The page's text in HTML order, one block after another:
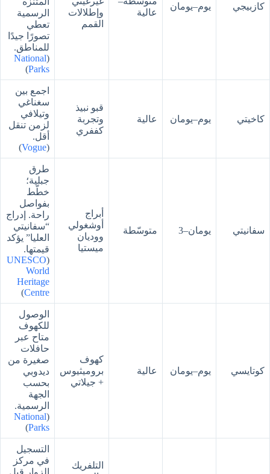
كازبيجي يوم–يومان
عالية
وإطلالات
القمم
الرسمية
تعطي
تصورًا جيدًا
للمناطق.
(
National
Parks
)
كاخيتي يوم–يومان عالية
قبو نبيذ
وتجربة
كففري
اجمع بين
سغناغي
وتيلافي
لزمن تنقل
أقل.
(
Vogue
)
سفانيتي يومان–3 متوسّطة
أبراج
أوشغولي
ووديان
ميستيا
طرق
جبلية؛
خطّط
بفواصل
راحة. إدراج
“سفانيتي
العليا” يؤكد
قيمتها.
(
UNESCO
World
Heritage
Centre
)
كوتايسي يوم–يومان عالية
كهوف
بروميثيوس
+ جيلاتي
الوصول
للكهوف
متاح عبر
حافلات
صغيرة من
ديدوبي
بحسب
الجهة
الرسمية.
(
National
Parks
)
التلفريك
التسجيل
في مركز